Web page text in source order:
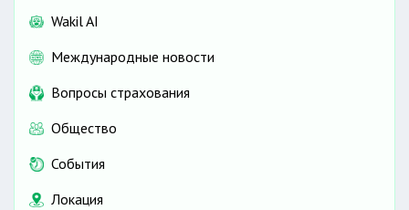
Wakil AI
Международные новости
Вопросы страхования
Общество
События
Локация